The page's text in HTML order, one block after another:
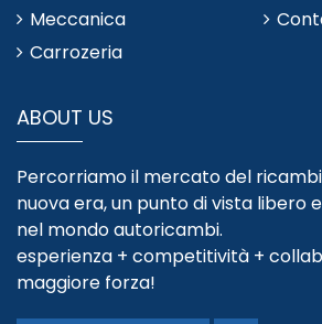
Meccanica
Carrozeria
ABOUT US
Percorriamo il mercato del
nuova era, un punto di vista libero
nel mondo autoricambi.
esperienza + competitività +
maggiore forza!